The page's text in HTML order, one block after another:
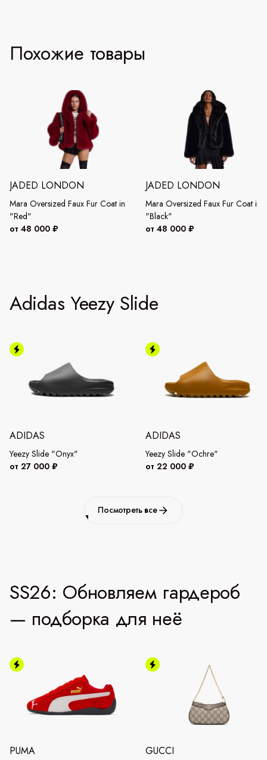
Похожие товары
JADED LONDON
Mara Oversized Faux Fur Coat in
"Red"
от 48 000 ₽
JADED LONDON
Mara Oversized Faux Fur Coat in
"Black"
от 48 000 ₽
Adidas Yeezy Slide
ADIDAS
Yeezy Slide "Onyx"
от 27 000 ₽
ADIDAS
Yeezy Slide "Ochre"
от 22 000 ₽
Посмотреть все
SS26: Обновляем гардероб
— подборка для неё
PUMA GUCCI